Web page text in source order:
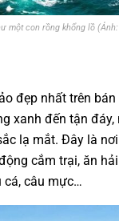
một con rồng khổng lồ
đẹp nhất trên
xanh đến tận
lạ mắt. Đây là
cắm trại, ăn
cá, câu mực…